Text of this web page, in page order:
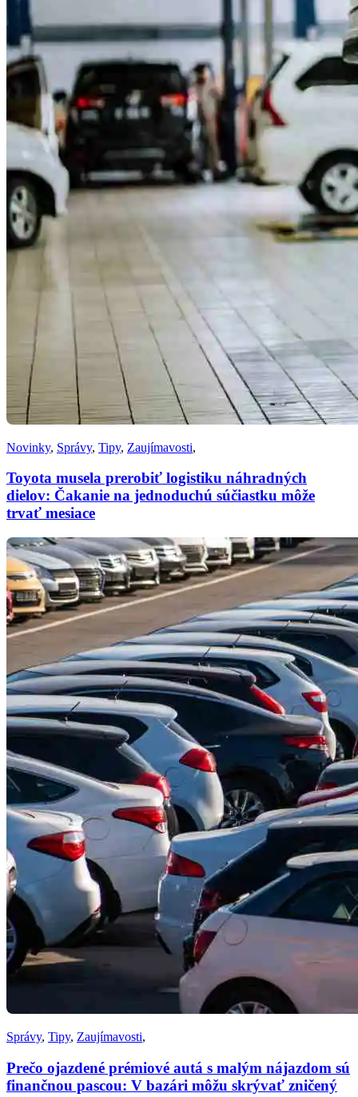
Novinky, Správy, Tipy, Zaujímavosti,
Toyota musela prerobiť logistiku náhradných
dielov: Čakanie na jednoduchú súčiastku môže
trvať mesiace
Správy, Tipy, Zaujímavosti,
Prečo ojazdené prémiové autá s malým nájazdom sú
finančnou pascou: V bazári môžu skrývať zničený